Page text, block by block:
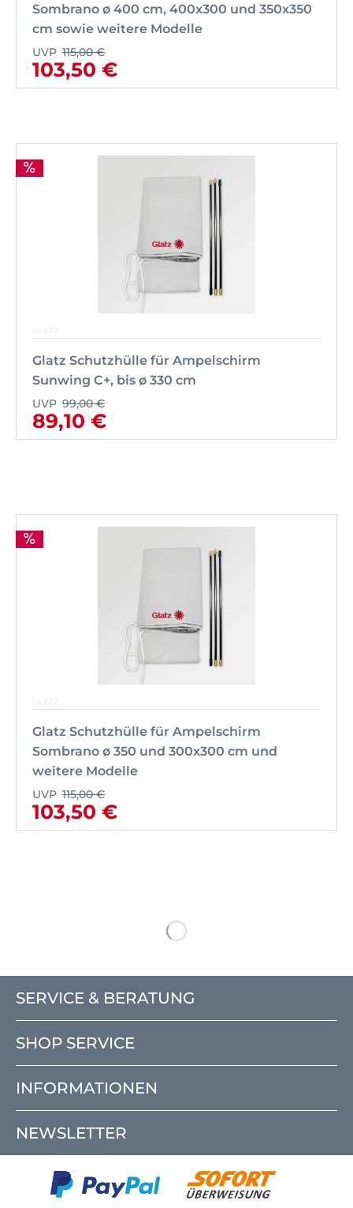
Sombrano ø 400 cm, 400x300 und 350x350
cm sowie weitere Modelle
UVP 115,00 €
103,50 €
GLATZ
Glatz Schutzhülle für Ampelschirm
Sunwing C+, bis ø 330 cm
UVP 99,00 €
89,10 €
GLATZ
Glatz Schutzhülle für Ampelschirm
Sombrano ø 350 und 300x300 cm und
weitere Modelle
UVP 115,00 €
103,50 €
SERVICE & BERATUNG
SHOP SERVICE
INFORMATIONEN
NEWSLETTER